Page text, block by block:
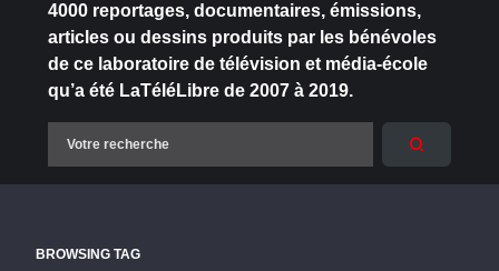
4000 reportages, documentaires, émissions,
articles ou dessins produits par les bénévoles
de ce laboratoire de télévision et média-école
qu’a été LaTéléLibre de 2007 à 2019.
BROWSING TAG